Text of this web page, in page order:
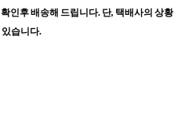
인후 배송해 드립니다. 단, 택배사의 상황
있습니다.